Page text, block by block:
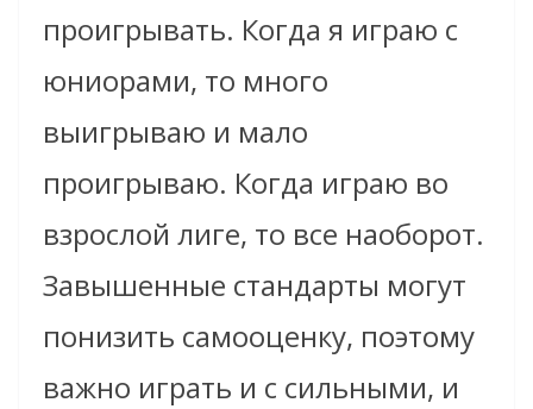
проигрывать. Когда я играю с
юниорами, то много
выигрываю и мало
проигрываю. Когда играю во
взрослой лиге, то все наоборот.
Завышенные стандарты могут
понизить самооценку, поэтому
важно играть и с сильными, и